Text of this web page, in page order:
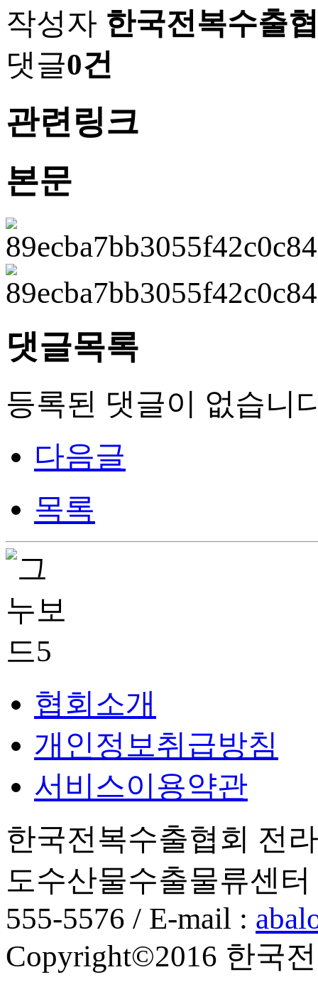
작성자 한국전복수출
댓글0건
관련링크
본문
댓글목록
등록된 댓글이 없습니
다음글
목록
협회소개
개인정보취급방침
서비스이용약관
한국전복수출협회 전
도수산물수출물류센터
555-5576 / E-mail :
Copyright©2016 한국